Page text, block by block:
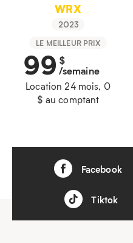
WRX
2023
LE MEILLEUR PRIX
99 $
/semaine
Location 24 mois, 0
$ au comptant
Facebook
Tiktok